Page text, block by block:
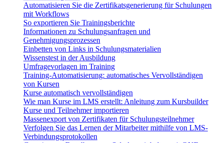
Automatisieren Sie die Zertifikatsgenerierung für Schulungen
mit Workflows
So exportieren Sie Trainingsberichte
Informationen zu Schulungsanfragen und
Genehmigungsprozessen
Einbetten von Links in Schulungsmaterialien
Wissenstest in der Ausbildung
Umfragevorlagen im Training
Training-Automatisierung: automatisches Vervollständigen
von Kursen
Kurse automatisch vervollständigen
Wie man Kurse im LMS erstellt: Anleitung zum Kursbuilder
Kurse und Teilnehmer importieren
Massenexport von Zertifikaten für Schulungsteilnehmer
Verfolgen Sie das Lernen der Mitarbeiter mithilfe von LMS-
Verbindungsprotokollen